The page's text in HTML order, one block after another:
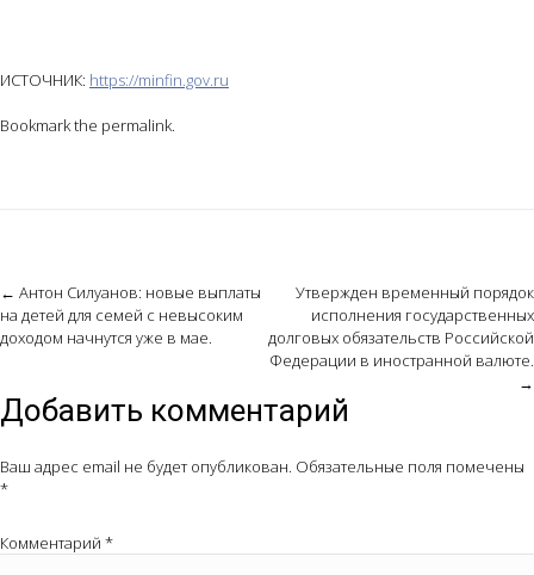
ИСТОЧНИК: https://minfin.gov.ru
Bookmark the permalink.
Post
navigation
← Антон Силуанов: новые выплаты
на детей для семей с невысоким
доходом начнутся уже в мае.
Утвержден временный порядок
исполнения государственных
долговых обязательств Российской
Федерации в иностранной валюте.
→
Добавить комментарий
Ваш адрес email не будет опубликован. Обязательные поля помечены
*
Комментарий *